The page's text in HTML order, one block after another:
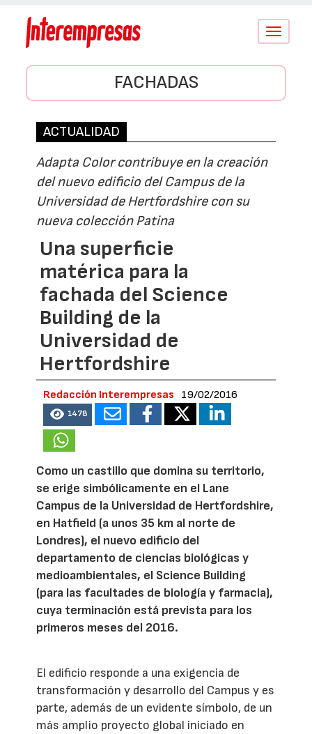
Conmutar
FACHADAS
ACTUALIDAD
Adapta Color contribuye en la creación
del nuevo edificio del Campus de la
Universidad de Hertfordshire con su
nueva colección Patina
Una superficie
matérica para la
fachada del Science
Building de la
Universidad de
Hertfordshire
Redacción Interempresas 19/02/2016
1478
Como un castillo que domina su territorio,
se erige simbólicamente en el Lane
Campus de la Universidad de Hertfordshire,
en Hatfield (a unos 35 km al norte de
Londres), el nuevo edificio del
departamento de ciencias biológicas y
medioambientales, el Science Building
(para las facultades de biología y farmacia),
cuya terminación está prevista para los
primeros meses del 2016.
El edificio responde a una exigencia de
transformación y desarrollo del Campus y es
parte, además de un evidente símbolo, de un
más amplio proyecto global iniciado en